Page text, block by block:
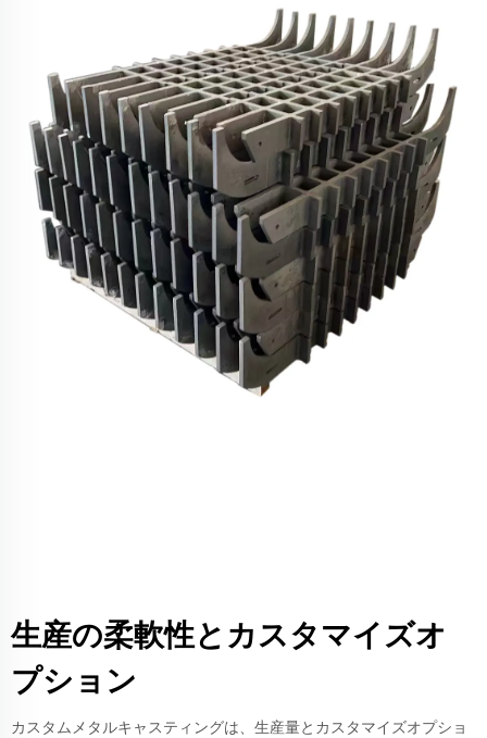
生産の柔軟性とカスタマイズオ
プション
カスタムメタルキャスティングは、生産量とカスタマイズオプショ